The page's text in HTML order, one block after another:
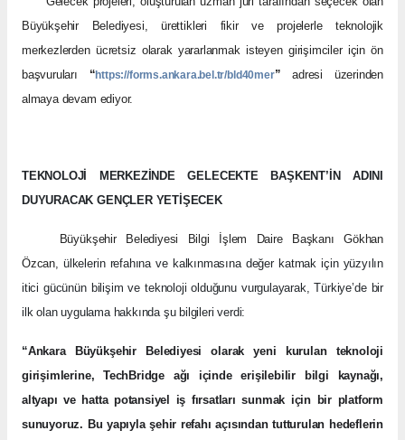
Büyükşehir Belediyesi, ürettikleri fikir ve projelerle teknolojik
merkezlerden ücretsiz olarak yararlanmak isteyen girişimciler için ön
başvuruları “https://forms.ankara.bel.tr/bld40mer”adresi üzerinden
almaya devam ediyor.
TEKNOLOJİ MERKEZİNDE GELECEKTE BAŞKENT’İN ADINI
DUYURACAK GENÇLER YETİŞECEK
Büyükşehir Belediyesi Bilgi İşlem Daire Başkanı Gökhan
Özcan,ülkelerin refahına ve kalkınmasına değer katmak için yüzyılın
itici gücünün bilişim ve teknoloji olduğunu vurgulayarak, Türkiye’de bir
ilk olan uygulama hakkında şu bilgileri verdi:
“Ankara Büyükşehir Belediyesi olarak yeni kurulan teknoloji
girişimlerine, TechBridge ağı içinde erişilebilir bilgi kaynağı,
altyapı ve hatta potansiyel iş fırsatları sunmak için bir platform
sunuyoruz. Bu yapıyla şehir refahı açısından tutturulan hedeflerin